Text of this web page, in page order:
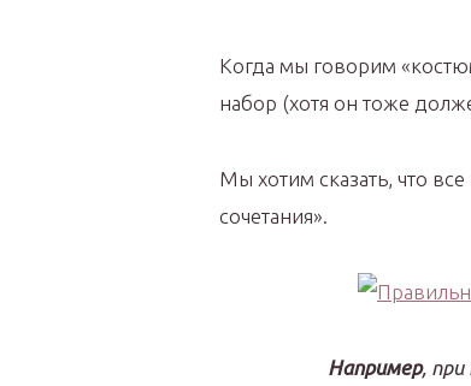
Когда мы говорим
набор (хотя он тоже
Мы хотим сказать, что
сочетания».
Например,